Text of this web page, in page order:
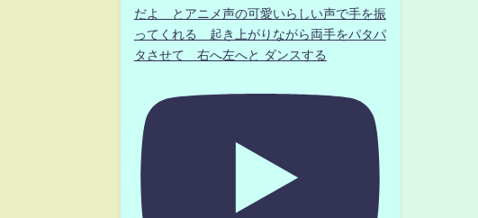
だよ とアニメ声の可愛いらしい声で手を振
ってくれる 起き上がりながら両手をパタパ
タさせて 右へ左へと ダンスする